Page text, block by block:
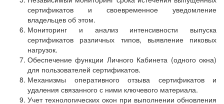
сертификатов и своевременное уведомление
владельцев об этом.
Мониторинг и анализ интенсивности выпуска
сертификатов различных типов, выявление пиковых
нагрузок.
Обеспечение функции Личного Кабинета (одного окна)
для пользователей сертификатов.
Механизмы оперативного отзыва сертификатов и
удаления связанного с ними ключевого материала.
Учет технологических окон при выполнении обновления